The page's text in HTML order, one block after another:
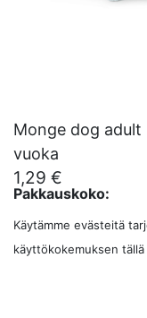
Monge dog adult
vuoka
1,29 €
Pakkauskoko:
Käytämme evästeitä
käyttökokemuksen